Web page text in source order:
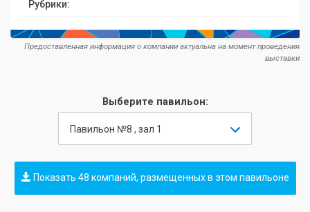
Рубрики:
Предоставленная информация о компании актуальна на момент проведения
выставки
Выберите павильон:
Павильон №8 , зал 1
Показать 48 компаний, размещенных в этом павильоне